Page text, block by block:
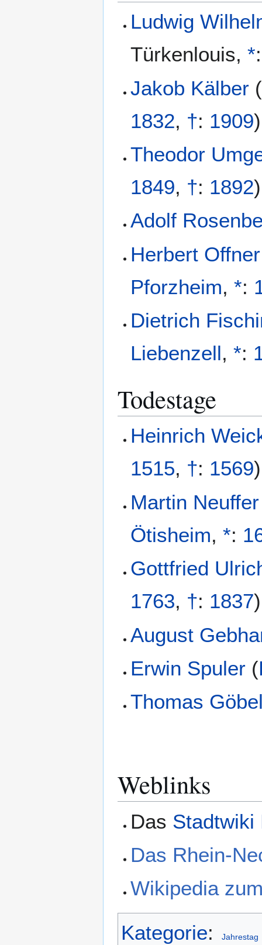
Ludwig
Türkenlouis,*
Jakob Kälber (
1832, †: 1909)
Theodor
1849, †: 1892)
Adolf
Herbert Offner
Pforzheim,*:
Dietrich
Liebenzell,*:
Todestage
Heinrich
1515, †: 1569)
Martin Neuffer
Ötisheim,*:
Gottfried
1763, †: 1837)
August
Erwin Spuler (
Thomas
Weblinks
Das Stadtwiki
Das Rhein-
Wikipedia
Kategorie: Jahrestag